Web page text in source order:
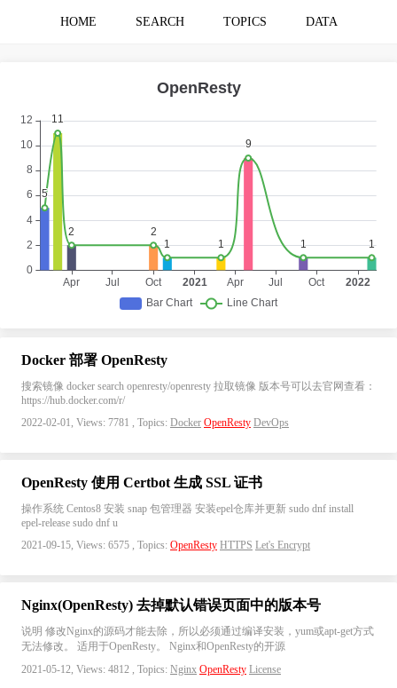
HOME SEARCH TOPICS DATA
Docker 部署 OpenResty
搜索镜像 docker search openresty/openresty 拉取镜像 版本号可以去官网查看：
https://hub.docker.com/r/
2022-02-01, Views: 7781 , Topics: Docker OpenResty DevOps
OpenResty 使用 Certbot 生成 SSL 证书
操作系统 Centos8 安装 snap 包管理器 安装epel仓库并更新 sudo dnf install
epel-release sudo dnf u
2021-09-15, Views: 6575 , Topics: OpenResty HTTPS Let's Encrypt
Nginx(OpenResty) 去掉默认错误页面中的版本号
说明 修改Nginx的源码才能去除，所以必须通过编译安装，yum或apt-get方式
无法修改。 适用于OpenResty。 Nginx和OpenResty的开源
2021-05-12, Views: 4812 , Topics: Nginx OpenResty License